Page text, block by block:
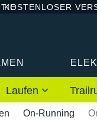
KOSTENLOSER
Laufen
On-Running